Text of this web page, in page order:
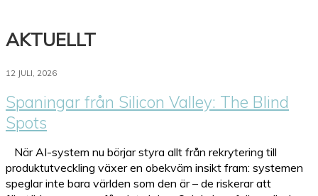
AKTUELLT
12 JULI, 2026
Spaningar från Silicon Valley: The Blind
Spots
När AI-system nu börjar styra allt från rekrytering till
produktutveckling växer en obekväm insikt fram: systemen
speglar inte bara världen som den är – de riskerar att